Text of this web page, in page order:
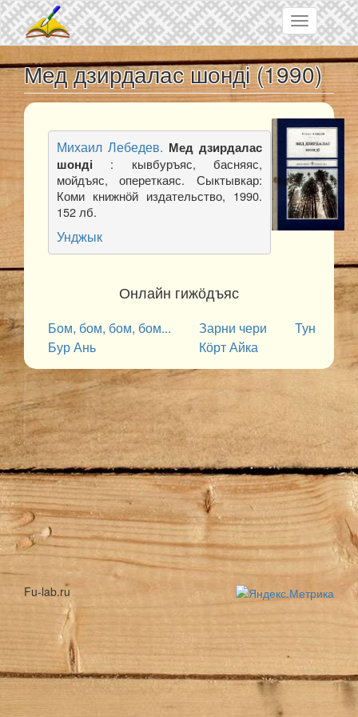
Skip to main content
Toggle
navigation
Мед дзирдалас шонді (1990)
Михаил Лебедев. Мед дзирдалас
шонді : кывбуръяс, басняяс,
мойдъяс, опереткаяс. Сыктывкар:
Коми книжнӧй издательство, 1990.
152 лб.
Унджык
Онлайн гижӧдъяс
Бом, бом, бом, бом...
Бур Ань
Зарни чери
Кӧрт Айка
Тун
Fu-lab.ru